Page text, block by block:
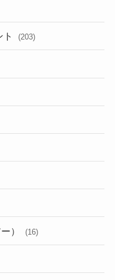
(203)
） (16)